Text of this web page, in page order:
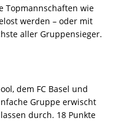
Topmannschaften wie
werden – oder mit
aller Gruppensieger.
dem FC Basel und
Gruppe erwischt
durch. 18 Punkte